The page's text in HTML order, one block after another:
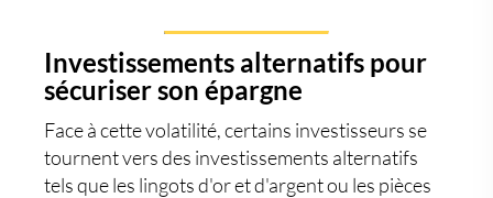
Investissements alternatifs pour
sécuriser son épargne
Face à cette volatilité, certains investisseurs se
tournent vers des investissements alternatifs
tels que les lingots d'oret d'argent ou les pièces